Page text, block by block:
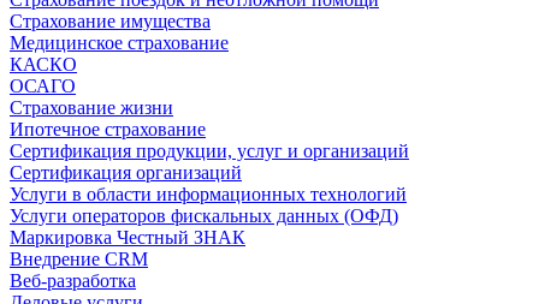
Страхование имущества
Медицинское страхование
КАСКО
ОСАГО
Страхование жизни
Ипотечное страхование
Сертификация продукции, услуг и организаций
Сертификация организаций
Услуги в области информационных технологий
Услуги операторов фискальных данных (ОФД)
Маркировка Честный ЗНАК
Внедрение CRM
Веб-разработка